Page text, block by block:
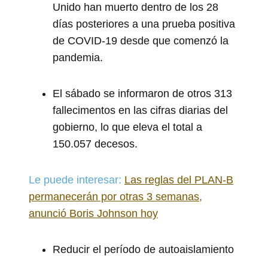
Unido han muerto dentro de los 28
días posteriores a una prueba positiva
de COVID-19 desde que comenzó la
pandemia.
El sábado se informaron de otros 313
fallecimentos en las cifras diarias del
gobierno, lo que eleva el total a
150.057 decesos.
Le puede interesar: Las reglas del PLAN-B
permanecerán por otras 3 semanas,
anunció Boris Johnson hoy
Reducir el período de autoaislamiento